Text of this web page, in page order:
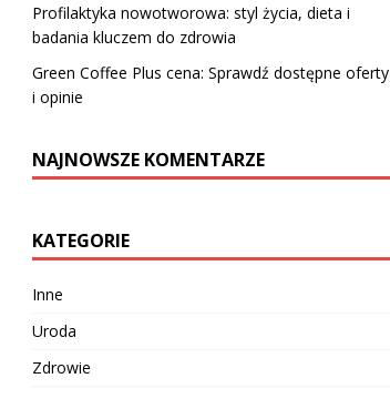
Profilaktyka nowotworowa: styl życia, dieta i
badania kluczem do zdrowia
Green Coffee Plus cena: Sprawdź dostępne oferty
i opinie
NAJNOWSZE KOMENTARZE
KATEGORIE
Inne
Uroda
Zdrowie